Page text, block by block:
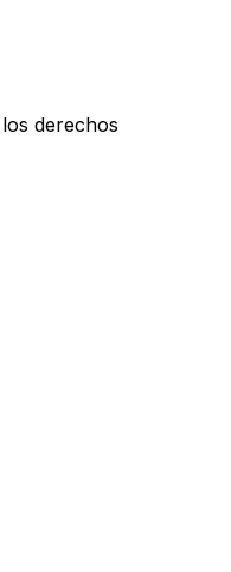
derechos